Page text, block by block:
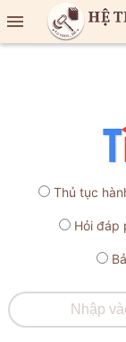

Thủ tục
Hỏi đáp